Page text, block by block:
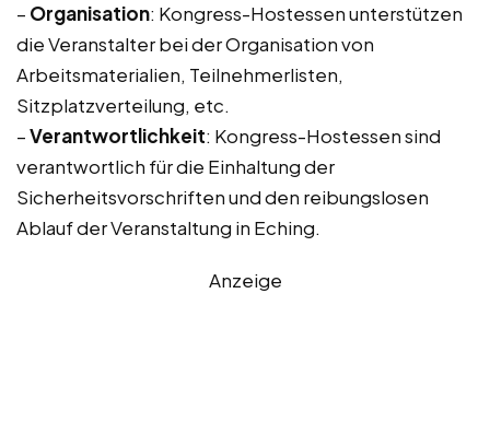
– Organisation: Kongress-Hostessen unterstützen
die Veranstalter bei der Organisation von
Arbeitsmaterialien, Teilnehmerlisten,
Sitzplatzverteilung, etc.
–Verantwortlichkeit: Kongress-Hostessen sind
verantwortlich für die Einhaltung der
Sicherheitsvorschriften und den reibungslosen
Ablauf der Veranstaltung in Eching.
Anzeige